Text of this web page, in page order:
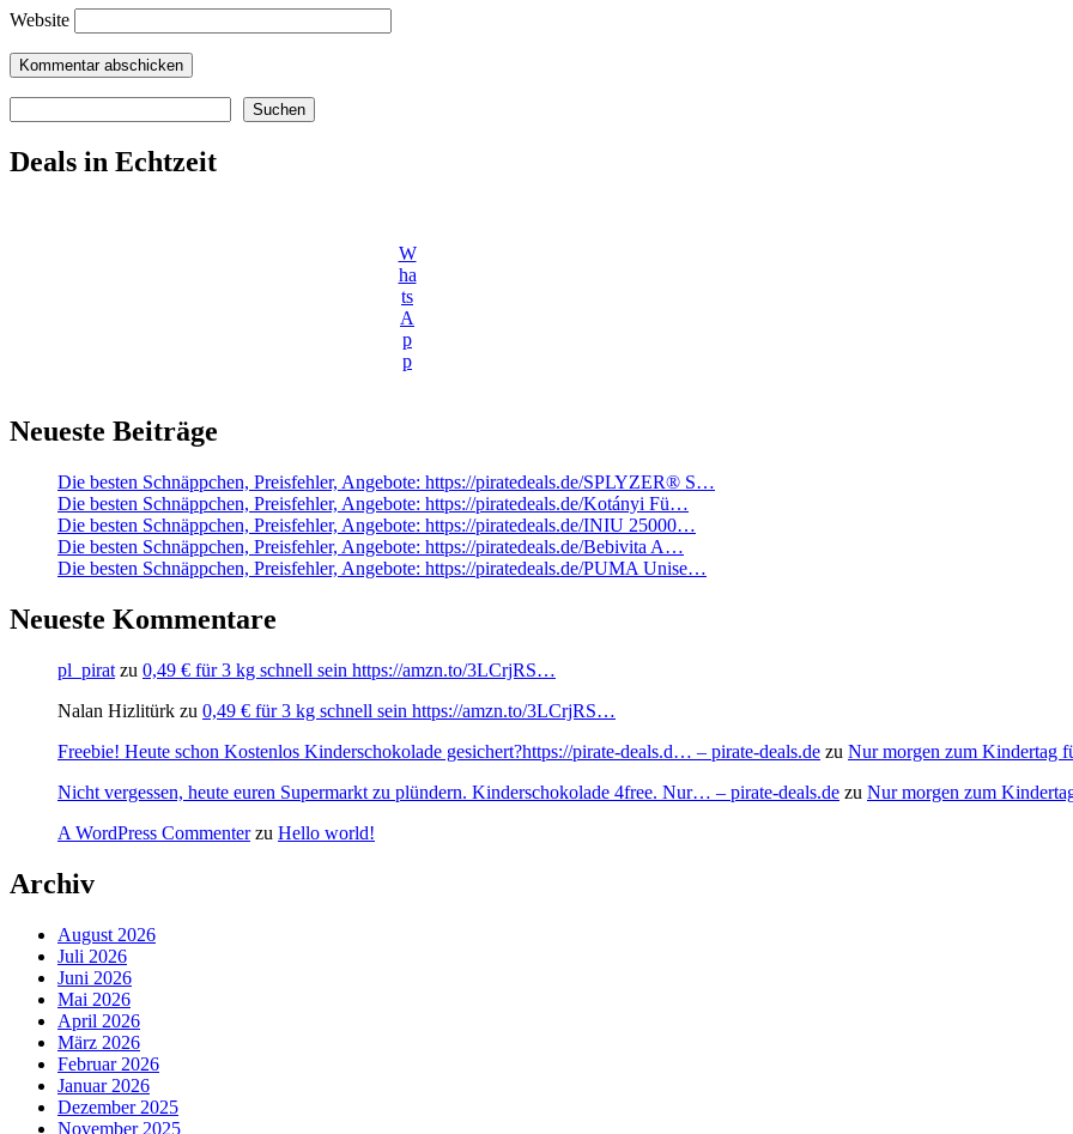
Website
Suchen
Deals in Echtzeit
W
ha
ts
A
p
p
Neueste Beiträge
Die besten Schnäppchen, Preisfehler, Angebote: https://piratedeals.de/SPLYZER® S…
Die besten Schnäppchen, Preisfehler, Angebote: https://piratedeals.de/Kotányi Fü…
Die besten Schnäppchen, Preisfehler, Angebote: https://piratedeals.de/INIU 25000…
Die besten Schnäppchen, Preisfehler, Angebote: https://piratedeals.de/Bebivita A…
Die besten Schnäppchen, Preisfehler, Angebote: https://piratedeals.de/PUMA Unise…
Neueste Kommentare
pl_pirat zu 0,49 € für 3 kg schnell sein https://amzn.to/3LCrjRS…
Nalan Hizlitürk zu 0,49 € für 3 kg schnell sein https://amzn.to/3LCrjRS…
Freebie! Heute schon Kostenlos Kinderschokolade gesichert?https://pirate-deals.d… – pirate-deals.de zu Nur morgen zum Kindertag
Nicht vergessen, heute euren Supermarkt zu plündern. Kinderschokolade 4free. Nur… – pirate-deals.de zu Nur morgen zum
A WordPress Commenterzu Hello world!
Archiv
August 2026
Juli 2026
Juni 2026
Mai 2026
April 2026
März 2026
Februar 2026
Januar 2026
Dezember 2025
November 2025